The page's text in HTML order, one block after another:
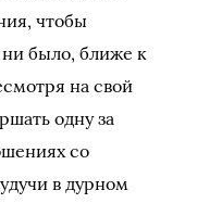
чтобы
было, ближе к
на свой
одну за
со
в дурном